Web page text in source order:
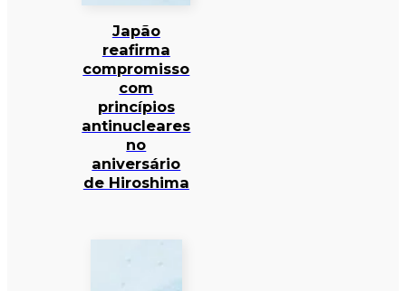
Japão
reafirma
compromisso
com
princípios
antinucleares
no
aniversário
de Hiroshima